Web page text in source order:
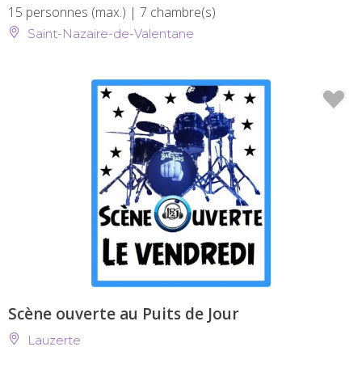
15 personnes (max.) | 7 chambre(s)
Saint-Nazaire-de-Valentane
Scène ouverte au Puits de Jour
Lauzerte